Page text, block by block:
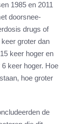
1985 en 2011
doorsnee-
drugs of
groter dan
keer hoger en
keer hoger. Hoe
hoe groter
de